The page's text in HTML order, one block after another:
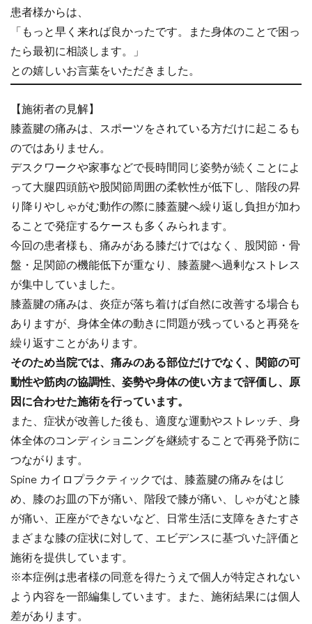
患者様からは、
「もっと早く来れば良かったです。また身体のことで困っ
たら最初に相談します。」
との嬉しいお言葉をいただきました。
【施術者の見解】
膝蓋腱の痛みは、スポーツをされている方だけに起こるも
のではありません。
デスクワークや家事などで長時間同じ姿勢が続くことによ
って大腿四頭筋や股関節周囲の柔軟性が低下し、階段の昇
り降りやしゃがむ動作の際に膝蓋腱へ繰り返し負担が加わ
ることで発症するケースも多くみられます。
今回の患者様も、痛みがある膝だけではなく、股関節・骨
盤・足関節の機能低下が重なり、膝蓋腱へ過剰なストレス
が集中していました。
膝蓋腱の痛みは、炎症が落ち着けば自然に改善する場合も
ありますが、身体全体の動きに問題が残っていると再発を
繰り返すことがあります。
そのため当院では、痛みのある部位だけでなく、関節の可
動性や筋肉の協調性、姿勢や身体の使い方まで評価し、原
因に合わせた施術を行っています。
また、症状が改善した後も、適度な運動やストレッチ、身
体全体のコンディショニングを継続することで再発予防に
つながります。
Spine カイロプラクティックでは、膝蓋腱の痛みをはじ
め、膝のお皿の下が痛い、階段で膝が痛い、しゃがむと膝
が痛い、正座ができないなど、日常生活に支障をきたすさ
まざまな膝の症状に対して、エビデンスに基づいた評価と
施術を提供しています。
※本症例は患者様の同意を得たうえで個人が特定されない
よう内容を一部編集しています。また、施術結果には個人
差があります。